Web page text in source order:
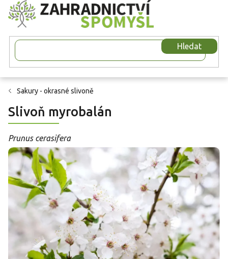
Přejít
na
obsah
Hledat
Sakury - okrasné slivoně
Slivoň myrobalán
Prunus cerasifera